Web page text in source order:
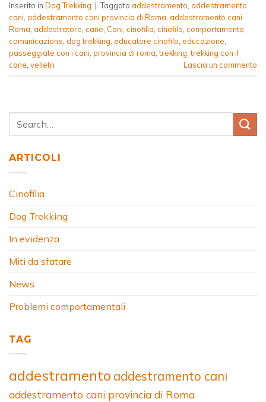
Inserito in Dog Trekking | Taggato addestramento, addestramento
cani, addestramento cani provincia di Roma, addestramento cani
Roma, addestratore, cane, Cani, cinofilia, cinofilo, comportamento,
comunicazione, dog trekking, educatore cinofilo, educazione,
passeggiate con i cani, provincia di roma,trekking,trekking con il
cane, velletri Lascia un commento
ARTICOLI
Cinofilia
Dog Trekking
In evidenza
Miti da sfatare
News
Problemi comportamentali
TAG
addestramento addestramento cani
addestramento cani provincia di Roma